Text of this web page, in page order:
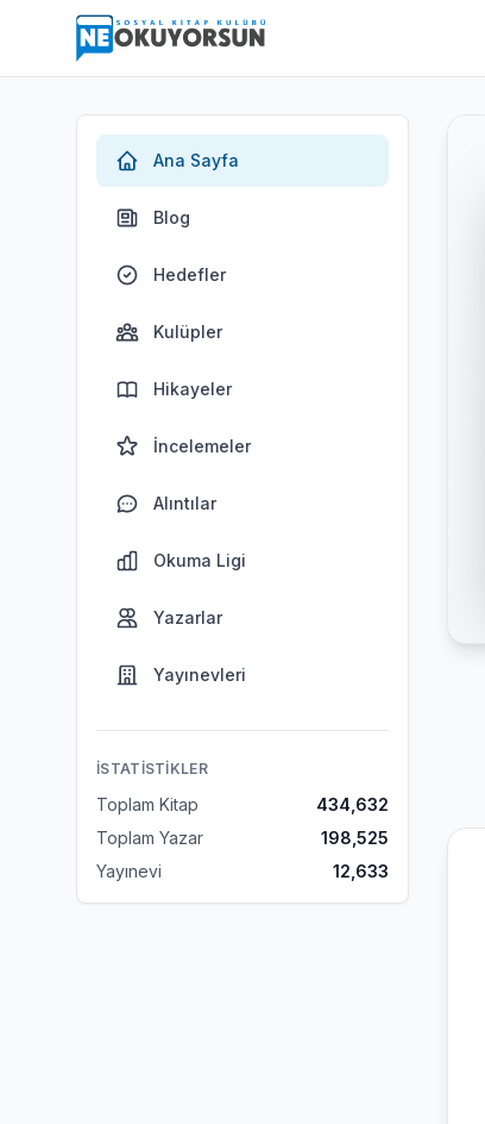
Ana Sayfa
Blog
Hedefler
Kulüpler
Hikayeler
İncelemeler
Alıntılar
Okuma Ligi
Yazarlar
Yayınevleri
İSTATISTIKLER
Toplam Kitap
434,632
Toplam Yazar
198,525
Yayınevi
12,633